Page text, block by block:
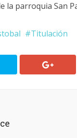
la parroquia San
Titulación